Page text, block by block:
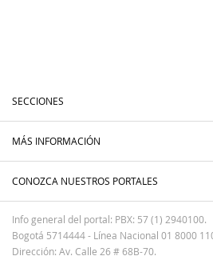
SECCIONES
MÁS INFORMACIÓN
CONOZCA NUESTROS PORTALES
Info general del portal: PBX: 57 (1) 2940100.
Bogotá 5714444 - Línea Nacional 01 8000
Dirección: Av. Calle 26 # 68B-70.